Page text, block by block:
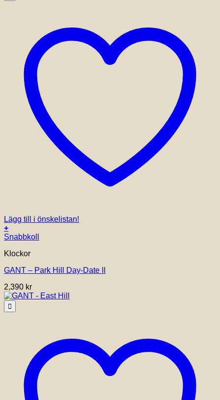
Lägg till i önskelistan!
+
Snabbkoll
Klockor
GANT – Park Hill Day-Date II
2,390 kr